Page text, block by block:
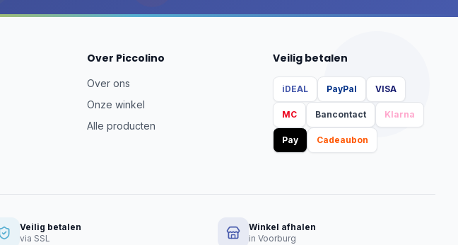
Over Piccolino
Over ons
Onze winkel
Alle producten
Veilig betalen
iDEAL PayPal VISA
MC Bancontact Klarna
Pay Cadeaubon
Veilig betalen
via SSL
Winkel afhalen
in Voorburg